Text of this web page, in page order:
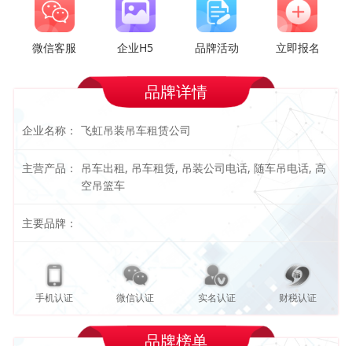
微信客服 企业H5 品牌活动 立即报名
品牌详情
企业名称： 飞虹吊装吊车租赁公司
主营产品：
吊车出租, 吊车租赁, 吊装公司电话, 随车吊电话, 高
空吊篮车
主要品牌：
手机认证 微信认证 实名认证 财税认证
品牌榜单